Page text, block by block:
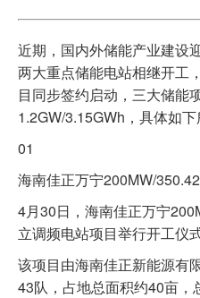
近期，国内外储能产业建设
两大重点储能电站相继开工
目同步签约启动，三大储能
1.2GW/3.15GWh，具体如下
01
海南佳正万宁200MW/
4月30日，海南佳正万宁
立调频电站项目举行开工仪式
该项目由海南佳正新能源有
43队，占地总面积约40亩，